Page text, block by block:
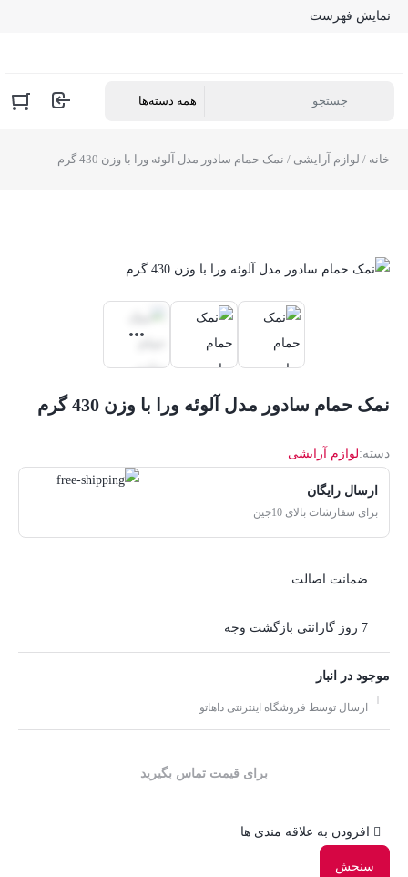
نمایش فهرست
خانه / لوازم آرایشی / نمک حمام سادور مدل آلوئه ورا با وزن 430 گرم
نمک حمام سادور مدل آلوئه ورا با وزن 430 گرم
دسته:لوازم آرایشی
ارسال رایگان
برای سفارشات بالای 10جین
ضمانت اصالت
7 روز گارانتی بازگشت وجه
موجود در انبار
ارسال توسط فروشگاه اینترنتی داهاتو
برای قیمت تماس بگیرید
افزودن به علاقه مندی ها
سنجش